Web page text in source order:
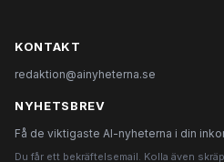
KONTAKT
redaktion@ainyheterna.se
NYHETSBREV
Få de viktigaste AI-nyheterna i din
Du får ett bekräftelsemail. Kolla även